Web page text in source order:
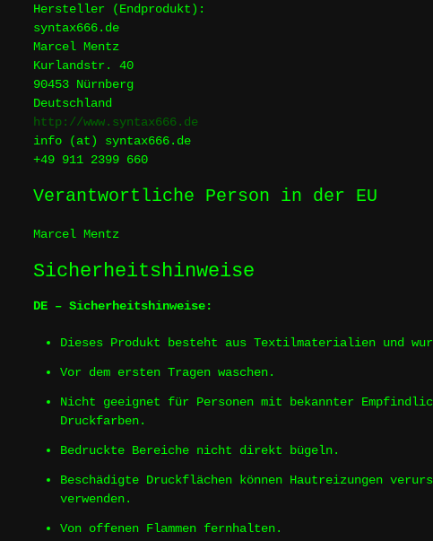
Hersteller (Endprodukt):
syntax666.de
Marcel Mentz
Kurlandstr. 40
90453 Nürnberg
Deutschland
http://www.syntax666.de
info (at) syntax666.de
+49 911 2399 660
Verantwortliche Person in der EU
Marcel Mentz
Sicherheitshinweise
DE – Sicherheitshinweise:
Dieses Produkt besteht aus Textilmaterialien und
Vor dem ersten Tragen waschen.
Nicht geeignet für Personen mit bekannter
Druckfarben.
Bedruckte Bereiche nicht direkt bügeln.
Beschädigte Druckflächen können Hautreizungen
verwenden.
Von offenen Flammen fernhalten.